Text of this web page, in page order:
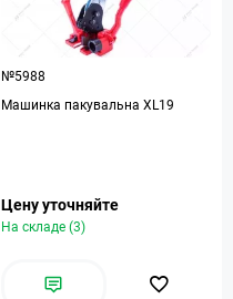
№5988
Машинка пакувальна XL19
Цену уточняйте
На складе (3)